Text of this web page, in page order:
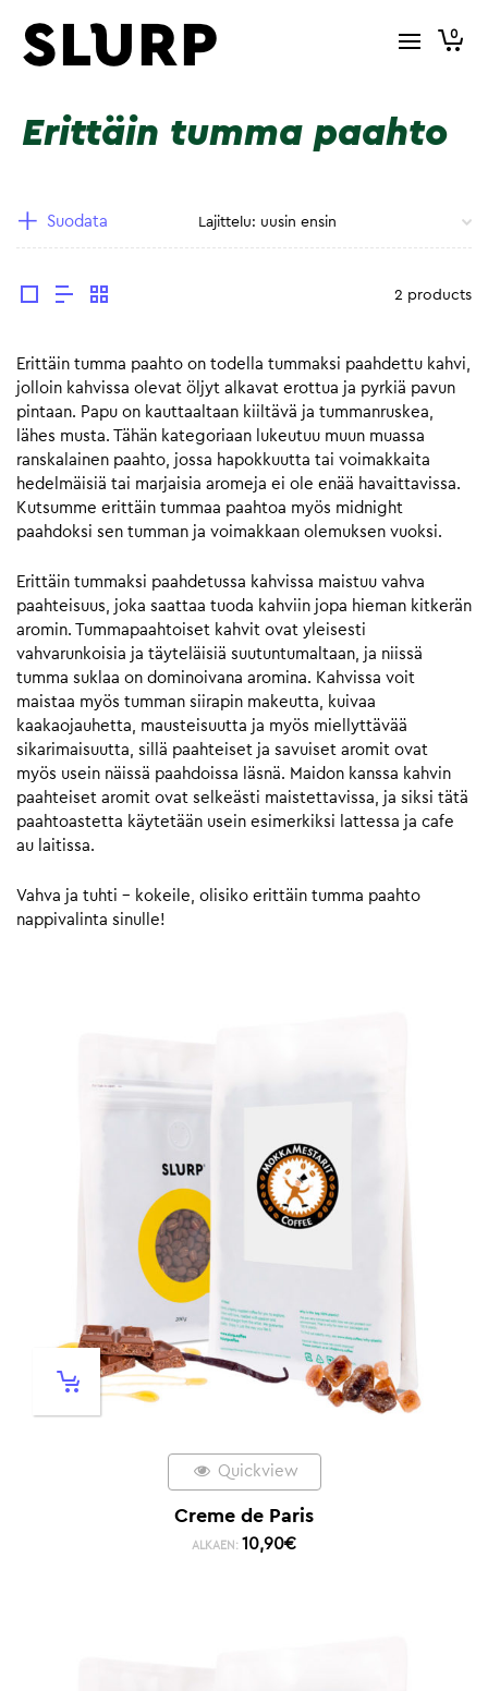
0
Erittäin tumma paahto
Suodata
2 products
Erittäin tumma paahto on todella tummaksi paahdettu kahvi,
jolloin kahvissa olevat öljyt alkavat erottua ja pyrkiä pavun
pintaan. Papu on kauttaaltaan kiiltävä ja tummanruskea,
lähes musta. Tähän kategoriaan lukeutuu muun muassa
ranskalainen paahto, jossa hapokkuutta tai voimakkaita
hedelmäisiä tai marjaisia aromeja ei ole enää havaittavissa.
Kutsumme erittäin tummaa paahtoa myös midnight
paahdoksi sen tumman ja voimakkaan olemuksen vuoksi.
Erittäin tummaksi paahdetussa kahvissa maistuu vahva
paahteisuus, joka saattaa tuoda kahviin jopa hieman kitkerän
aromin. Tummapaahtoiset kahvit ovat yleisesti
vahvarunkoisia ja täyteläisiä suutuntumaltaan, ja niissä
tumma suklaa on dominoivana aromina. Kahvissa voit
maistaa myös tumman siirapin makeutta, kuivaa
kaakaojauhetta, mausteisuutta ja myös miellyttävää
sikarimaisuutta, sillä paahteiset ja savuiset aromit ovat
myös usein näissä paahdoissa läsnä. Maidon kanssa kahvin
paahteiset aromit ovat selkeästi maistettavissa, ja siksi tätä
paahtoastetta käytetään usein esimerkiksi lattessa ja cafe
au laitissa.
Vahva ja tuhti – kokeile, olisiko erittäin tumma paahto
nappivalinta sinulle!
Quickview
Creme de Paris
ALKAEN: 10,90€